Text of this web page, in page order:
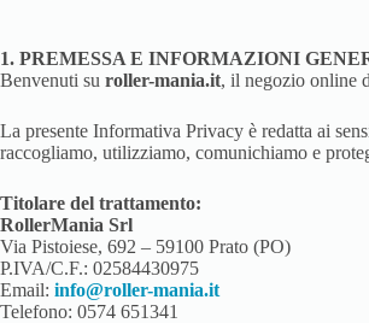
1. PREMESSA E INFORMAZIONI
Benvenuti su roller-mania.it, il negozio online
La presente Informativa Privacy è redatta ai
raccogliamo, utilizziamo, comunichiamo e
Titolare del trattamento:
RollerMania Srl
Via Pistoiese, 692 – 59100 Prato (PO)
P.IVA/C.F.: 02584430975
Email: info@roller-mania.it
Telefono: 0574 651341